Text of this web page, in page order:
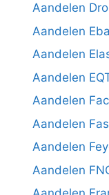
Aandelen
Aandelen
Aandelen
Aandelen
Aandelen
Aandelen
Aandelen
Aandelen